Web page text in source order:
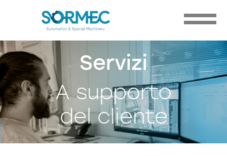
Servizi
A supporto
del cliente